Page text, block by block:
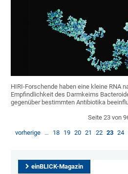
HIRI-Forschende haben eine kleine RNA
Empfindlichkeit des Darmkeims
gegenüber bestimmten Antibiotika
Seite 23 von
vorherige … 18 19 20 21 22 23 24
einBLICK-Magazin